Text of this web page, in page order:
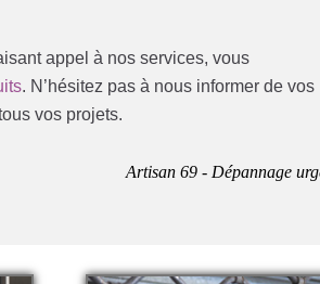
appel à nos services, vous
. N’hésitez pas à nous informer de vos
vos projets.
Artisan 69 - Dépannage